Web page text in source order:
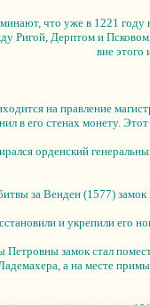
что уже в 1221
Ригой, Дерптом и
вие этого
на правление
в его стенах монету.
орденский
за Венден (1577)
и укрепили его
Петровны замок стал
а на месте